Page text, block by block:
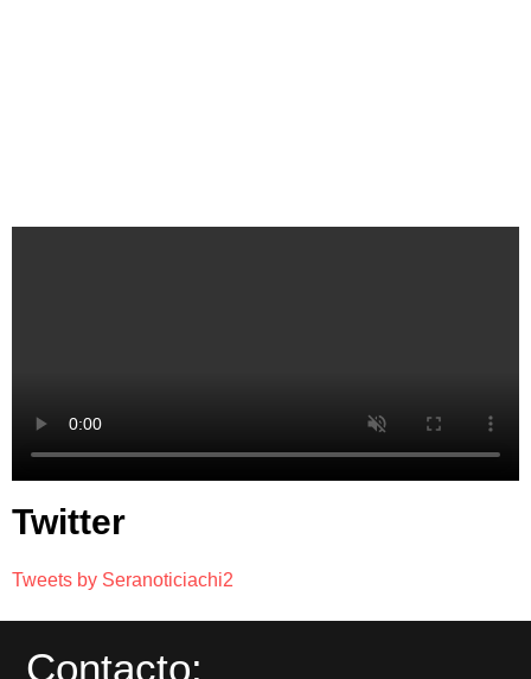
Twitter
Tweets by Seranoticiachi2
Contacto: